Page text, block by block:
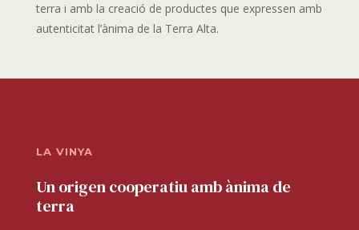
terra i amb la creació de productes que expressen amb
autenticitat l’ànima de la Terra Alta.
LA VINYA
Un origen cooperatiu amb ànima de
terra